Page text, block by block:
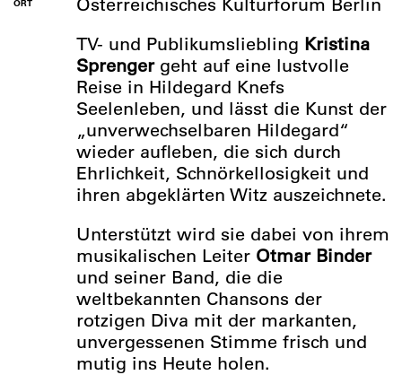
ORT
TV- und Publikumsliebling Kristina
Sprenger geht auf eine lustvolle
Reise in Hildegard Knefs
Seelenleben, und lässt die Kunst der
„unverwechselbaren Hildegard“
wieder aufleben, die sich durch
Ehrlichkeit, Schnörkellosigkeit und
ihren abgeklärten Witz auszeichnete.
Unterstützt wird sie dabei von ihrem
musikalischen Leiter Otmar Binder
und seiner Band, die die
weltbekannten Chansons der
rotzigen Diva mit der markanten,
unvergessenen Stimme frisch und
mutig ins Heute holen.